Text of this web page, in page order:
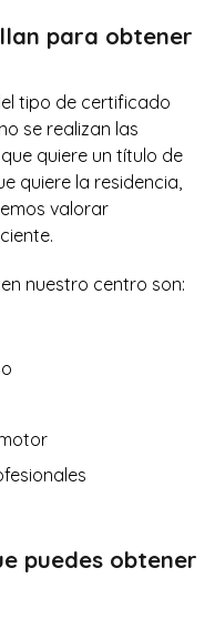
para obtener
tipo de certificado
se realizan las
quiere un título de
quiere la residencia,
valorar
nuestro centro son:
puedes obtener